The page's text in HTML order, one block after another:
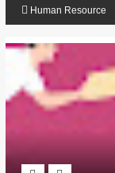
Human Resource